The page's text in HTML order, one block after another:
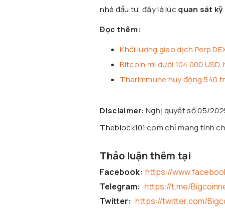
nhà đầu tư, đây là lúc quan sát kỹ
Đọc thêm:
Khối lượng giao dịch Perp
Bitcoin rơi dưới 104.000
Tharimmune huy động 540
Disclaimer: Nghị quyết số 05/
Theblock101.com chỉ mang tính
Thảo luận thêm tại
Facebook: https://
Telegram: https://t.me/
Twitter: https://twitter.com/